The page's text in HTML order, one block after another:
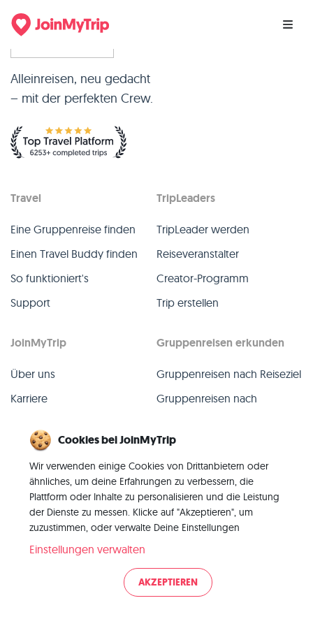
Alleinreisen, neu gedacht
– mit der perfekten Crew.
Travel
Eine Gruppenreise finden
Einen Travel Buddy finden
So funktioniert's
Support
TripLeaders
TripLeader werden
Reiseveranstalter
Creator-Programm
Trip erstellen
JoinMyTrip
Über uns
Karriere
Blog
Kontakt
Gruppenreisen erkunden
Gruppenreisen nach Reiseziel
Gruppenreisen nach
Alle Gruppenreisen
Vergangene Gruppenreisen
Alle Kategorien
Datenschutz
Cookies bei JoinMyTrip
Wir verwenden einige Cookies von Drittanbietern oder
ähnliches, um deine Erfahrungen zu verbessern, die
Plattform oder Inhalte zu personalisieren und die Leistung
der Dienste zu messen. Klicke auf "Akzeptieren", um
zuzustimmen, oder verwalte Deine Einstellungen
Einstellungen verwalten
AKZEPTIEREN